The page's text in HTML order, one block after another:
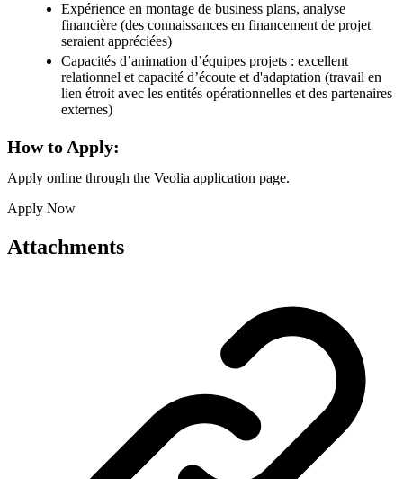
Expérience en montage de business plans, analyse
financière (des connaissances en financement de projet
seraient appréciées)
Capacités d’animation d’équipes projets : excellent
relationnel et capacité d’écoute et d'adaptation (travail en
lien étroit avec les entités opérationnelles et des partenaires
externes)
How to Apply:
Apply online through the Veolia application page.
Apply Now
Attachments